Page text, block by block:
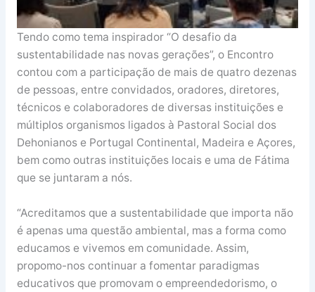
Tendo como tema inspirador “O desafio da
sustentabilidade nas novas gerações”, o Encontro
contou com a participação de mais de quatro dezenas
de pessoas, entre convidados, oradores, diretores,
técnicos e colaboradores de diversas instituições e
múltiplos organismos ligados à Pastoral Social dos
Dehonianos e Portugal Continental, Madeira e Açores,
bem como outras instituições locais e uma de Fátima
que se juntaram a nós.
“Acreditamos que a sustentabilidade que importa não
é apenas uma questão ambiental, mas a forma como
educamos e vivemos em comunidade. Assim,
propomo-nos continuar a fomentar paradigmas
educativos que promovam o empreendedorismo, o